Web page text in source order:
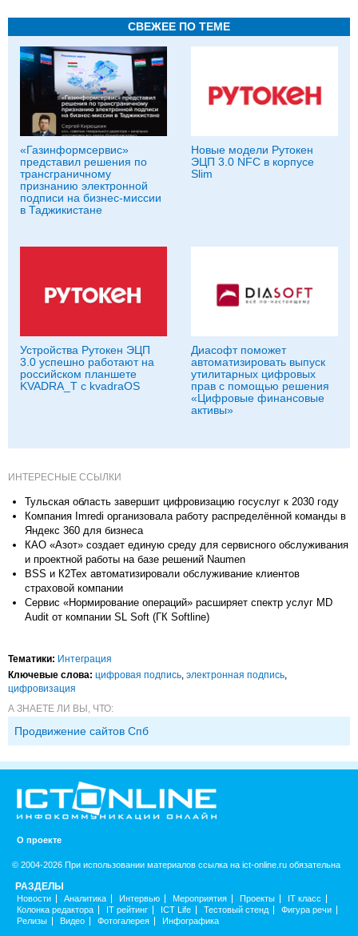
СВЕЖЕЕ ПО ТЕМЕ
«Газинформсервис»
представил решения по
трансграничному
признанию электронной
подписи на бизнес-миссии
в Таджикистане
Новые модели Рутокен
ЭЦП 3.0 NFC в корпусе
Slim
Устройства Рутокен ЭЦП
3.0 успешно работают на
российском планшете
KVADRA_T с kvadraOS
Диасофт поможет
автоматизировать выпуск
утилитарных цифровых
прав с помощью решения
«Цифровые финансовые
активы»
ИНТЕРЕСНЫЕ ССЫЛКИ
Тульская область завершит цифровизацию госуслуг к 2030 году
Компания Imredi организовала работу распределённой команды в
Яндекс 360 для бизнеса
КАО «Азот» создает единую среду для сервисного обслуживания
и проектной работы на базе решений Naumen
BSS и К2Тех автоматизировали обслуживание клиентов
страховой компании
Сервис «Нормирование операций» расширяет спектр услуг MD
Audit от компании SL Soft (ГК Softline)
Тематики: Интеграция
Ключевые слова: цифровая подпись электронная подпись
цифровизация
А ЗНАЕТЕ ЛИ ВЫ, ЧТО:
Продвижение сайтов Спб
О проекте
© 2004-2026 При использовании материалов ссылка на ict-online.ru обязательна
РАЗДЕЛЫ
Новости Аналитика Интервью Мероприятия Проекты
IT класс
Колонка редактора
IT рейтинг ICT Life Тестовый стенд
Фигура речи
Релизы
Видео Фотогалерея Инфографика